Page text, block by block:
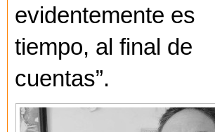
evidentemente es
tiempo, al final de
cuentas”.